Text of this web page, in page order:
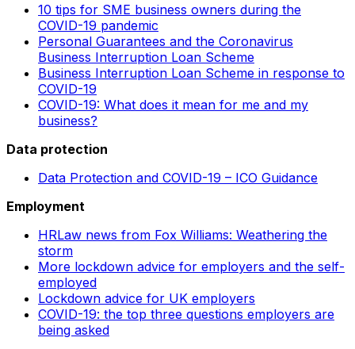
10 tips for SME business owners during the
COVID-19 pandemic
Personal Guarantees and the Coronavirus
Business Interruption Loan Scheme
Business Interruption Loan Scheme in response to
COVID-19
COVID-19: What does it mean for me and my
business?
Data protection
Data Protection and COVID-19 – ICO Guidance
Employment
HRLaw news from Fox Williams: Weathering the
storm
More lockdown advice for employers and the self-
employed
Lockdown advice for UK employers
COVID-19: the top three questions employers are
being asked